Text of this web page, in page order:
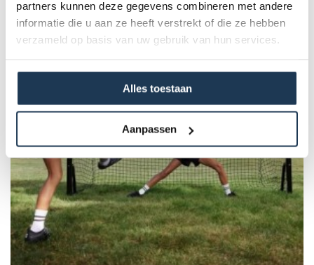
partners kunnen deze gegevens combineren met andere
informatie die u aan ze heeft verstrekt of die ze hebben
verzameld op basis van uw gebruik van hun services.
Alles toestaan
Aanpassen